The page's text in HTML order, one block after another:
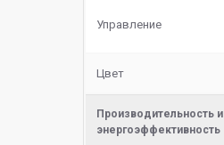
Управление
Цвет
Производительность и
энергоэффективность